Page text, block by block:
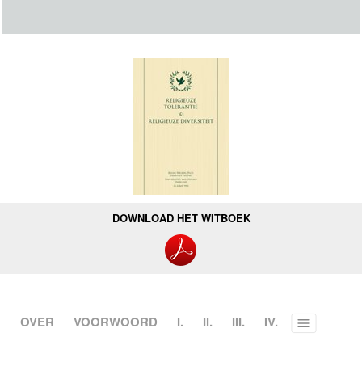
DOWNLOAD HET WITBOEK
OVER VOORWOORD I. II. III. IV. Toggle